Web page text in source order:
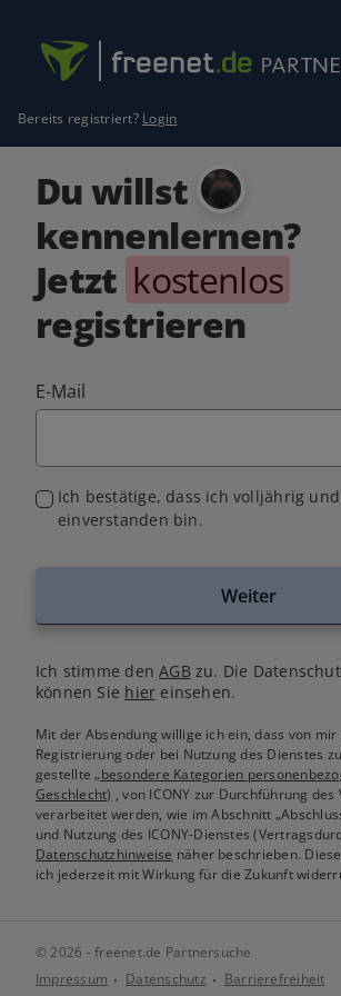
Bereits registriert? Login
Du willst
kennenlernen?
Jetzt kostenlos
registrieren
E-Mail
Ich bestätige, dass ich volljährig
einverstanden bin.
Weiter
Ich stimme denAGB zu. Die
können Sie hier einsehen.
Mit der Absendung willige ich ein, dass von
Registrierung oder bei Nutzung des Dienstes
gestellte„besondere Kategorien
Geschlecht) , von ICONY zur Durchführung des
verarbeitet werden, wie im Abschnitt
und Nutzung des ICONY-Dienstes
Datenschutzhinweise näher beschrieben.
ich jederzeit mit Wirkung für die Zukunft
© 2026 - freenet.de Partnersuche
Impressum
Datenschutz Barrierefreiheit